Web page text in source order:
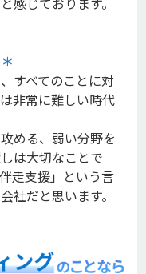
＊
すべてのことに対
非常に難しい時代
める、弱い分野を
は大切なことで
走支援」という言
社だと思います。